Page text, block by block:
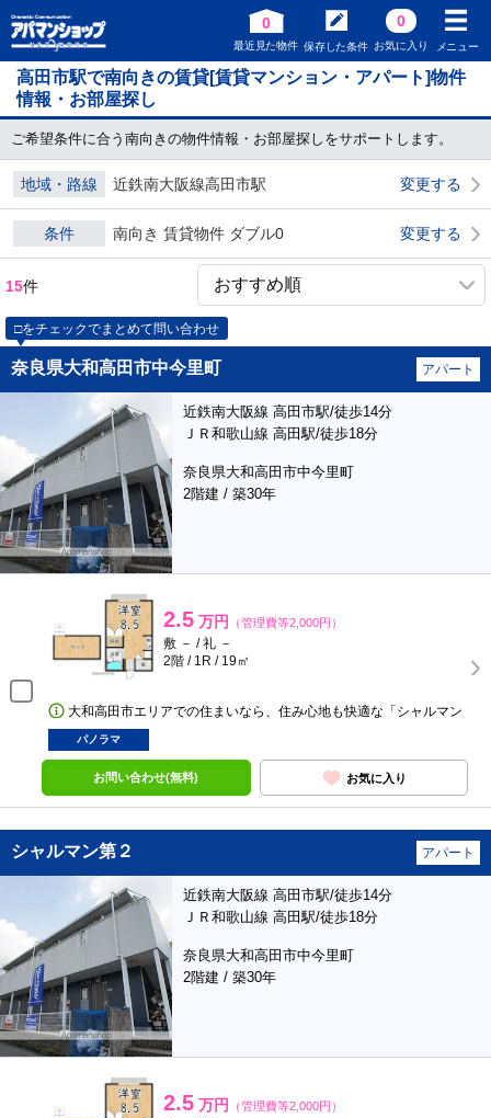
0
最近見た物件 保存した条件
0
お気に入り メニュー
高田市駅で南向きの賃貸[賃貸マンション・アパート]物件
情報・お部屋探し
ご希望条件に合う南向きの物件情報・お部屋探しをサポートします。
地域・路線 近鉄南大阪線高田市駅 変更する
条件 南向き 賃貸物件 ダブル0 変更する
15件
□をチェックでまとめて問い合わせ
奈良県大和高田市中今里町 アパート
近鉄南大阪線 高田市駅/徒歩14分
ＪＲ和歌山線 高田駅/徒歩18分
奈良県大和高田市中今里町
2階建 / 築30年
2.5 万円 （管理費等2,000円）
敷 － / 礼 －
2階 / 1R / 19㎡
大和高田市エリアでの住まいなら、住み心地も快適な「シャルマン
パノラマ
お問い合わせ(無料) お気に入り
シャルマン第２ アパート
近鉄南大阪線 高田市駅/徒歩14分
ＪＲ和歌山線 高田駅/徒歩18分
奈良県大和高田市中今里町
2階建 / 築30年
2.5 万円 （管理費等2,000円）